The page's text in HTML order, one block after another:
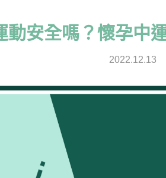
動安全嗎？懷孕中
2022.12.13